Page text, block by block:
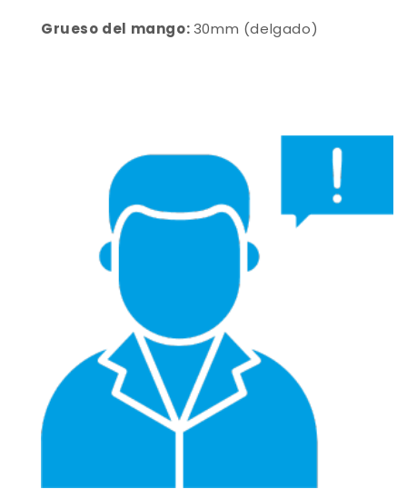
Grueso del mango:30mm (delgado)